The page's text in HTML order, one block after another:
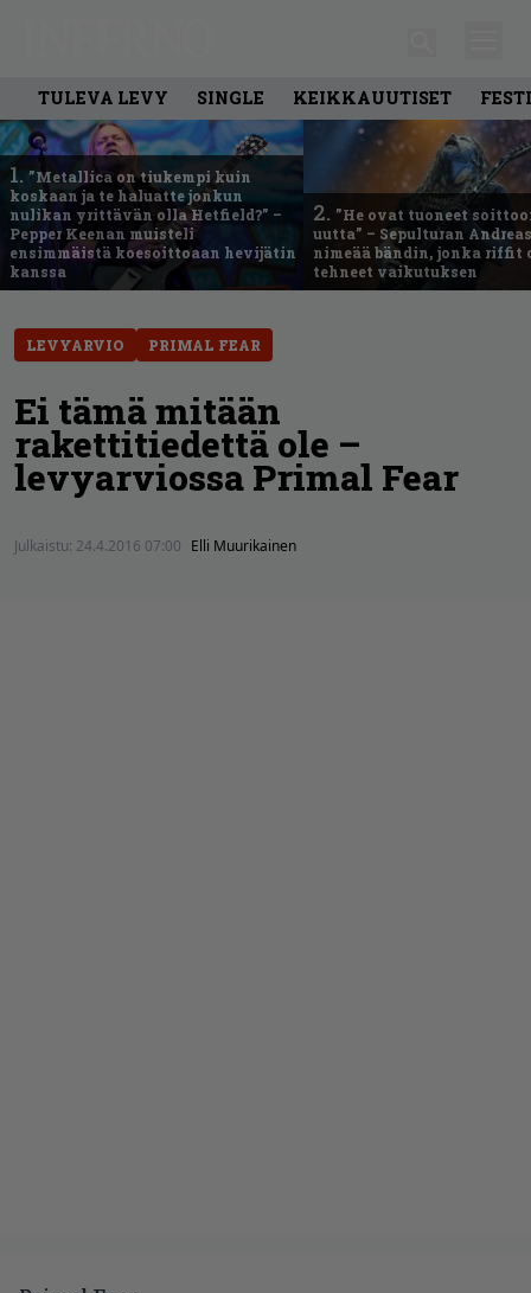
TULEVA LEVY SINGLE KEIKKAUUTISET
1. ”Metallica on tiukempi kuin
koskaan ja te haluatte jonkun
nulikan yrittävän olla Hetfield?” –
Pepper Keenan muisteli
ensimmäistä koesoittoaan hevijätin
kanssa
2. ”He ovat tuoneet
uutta” – Sepulturan
nimeää bändin, jonka riffit
tehneet vaikutuksen
LEVYARVIO PRIMAL FEAR
Ei tämä mitään
rakettitiedettä ole –
levyarviossa Primal Fear
Julkaistu: 24.4.2016 07:00 Elli Muurikainen